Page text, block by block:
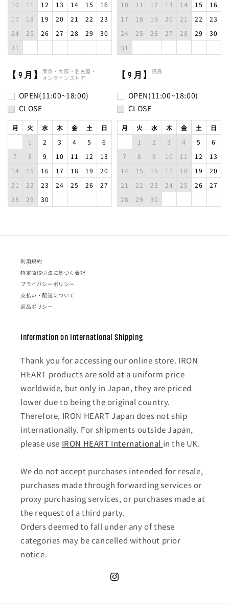
10 11 12 13 14 15
16
17
18 19 20 21 22
23
24
25 26 27 28 29
30
31
10 11 12 13 14 15
16
17
18 19 20 21 22
23
24
25 26 27 28 29
30
31
【 9 月】
東京・ 大阪・名古屋・
オンラインストア
OPEN(11:00~18:00)
CLOSE
月 火 水 木 金 土
日
1
2 3 4 5
6
7
8 9 10 11 12
13
14
15 16 17 18 19
20
21
22 23 24 25 26
27
28
29 30
【 9 月】
児島
OPEN(11:00~18:00)
CLOSE
月 火 水 木 金 土
日
1
2 3 4 5
6
7
8 9 10 11 12
13
14
15 16 17 18 19
20
21
22 23 24 25 26
27
28
29 30
利用規約
特定商取引法に基づく表記
プライバシーポリシー
支払い・配送について
返品ポリシー
Information on International Shipping
Thank you for accessing our online store. IRON
HEART products are sold at a uniform price
worldwide, but only in Japan, they are priced
lower due to being the original country.
Therefore, IRON HEART Japan does not ship
internationally. For shipments outside Japan,
please use IRON HEART International in the UK.
We do not accept purchases intended for resale,
purchases made through forwarding services or
proxy purchasing services, or purchases made at
the request of a third party.
Orders deemed to fall under any of these
categories may be cancelled without prior
notice.
Instagram